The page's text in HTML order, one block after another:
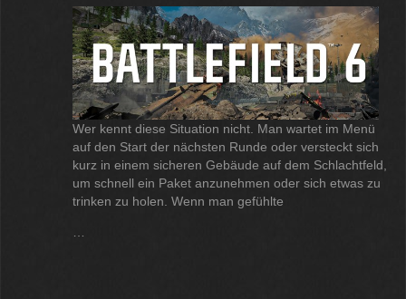
Wer kennt diese Situation nicht. Man wartet im Menü
auf den Start der nächsten Runde oder versteckt sich
kurz in einem sicheren Gebäude auf dem Schlachtfeld,
um schnell ein Paket anzunehmen oder sich etwas zu
trinken zu holen. Wenn man gefühlte